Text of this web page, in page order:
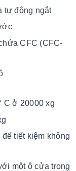
tự động ngắt
CFC (CFC-
C ở 20000 xg
tiết kiệm không
một ô cửa trong